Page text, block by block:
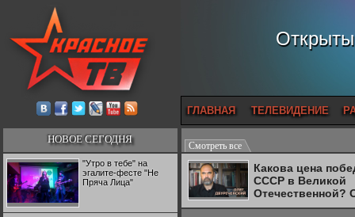
ГЛАВНАЯ ТЕЛЕВИДЕНИЕ
НОВОЕ СЕГОДНЯ
"Утро в тебе" на
эгалите-фесте "Не
Пряча Лица"
Смотреть все
Какова цена
СССР в Великой
Отечественной?
Двуреченский о